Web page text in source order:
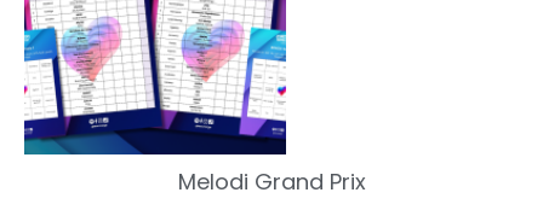
Melodi Grand Prix